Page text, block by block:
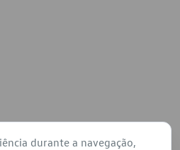
durante a navegação,